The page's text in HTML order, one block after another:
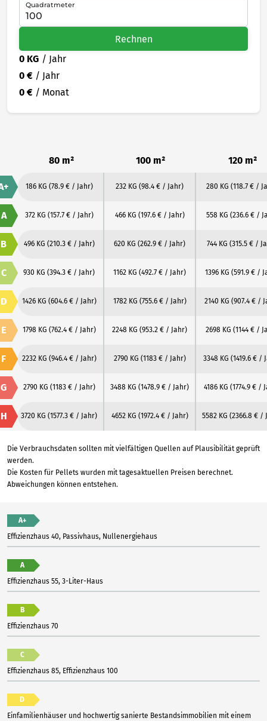
Quadratmeter
Rechnen
0 KG / Jahr
0 € / Jahr
0 € / Monat
80 m² 100 m² 120 m²
186 KG (78.9 € / Jahr) 232 KG (98.4 € / Jahr) 280 KG (118.7 € /
A 372 KG (157.7 € / Jahr) 466 KG (197.6 € / Jahr) 558 KG (236.6 € /
B 496 KG (210.3 € / Jahr) 620 KG (262.9 € / Jahr) 744 KG (315.5 € /
C 930 KG (394.3 € / Jahr) 1162 KG (492.7 € / Jahr) 1396 KG (591.9 € /
D 1426 KG (604.6 € / Jahr) 1782 KG (755.6 € / Jahr) 2140 KG (907.4 € /
E 1798 KG (762.4 € / Jahr) 2248 KG (953.2 € / Jahr) 2698 KG (1144 € /
F 2232 KG (946.4 € / Jahr) 2790 KG (1183 € / Jahr) 3348 KG (1419.6 € /
G 2790 KG (1183 € / Jahr) 3488 KG (1478.9 € / Jahr) 4186 KG (1774.9 € /
H 3720 KG (1577.3 € / Jahr) 4652 KG (1972.4 € / Jahr) 5582 KG (2366.8 € /
Die Verbrauchsdaten sollten mit vielfältigen Quellen auf Plausibilität geprüft
werden.
Die Kosten für Pellets wurden mit tagesaktuellen Preisen berechnet.
Abweichungen können entstehen.
A+
Effizienzhaus 40, Passivhaus, Nullenergiehaus
A
Effizienzhaus 55, 3-Liter-Haus
B
Effizienzhaus 70
C
Effizienzhaus 85, Effizienzhaus 100
D
Einfamilienhäuser und hochwertig sanierte Bestandsimmobilien mit einem